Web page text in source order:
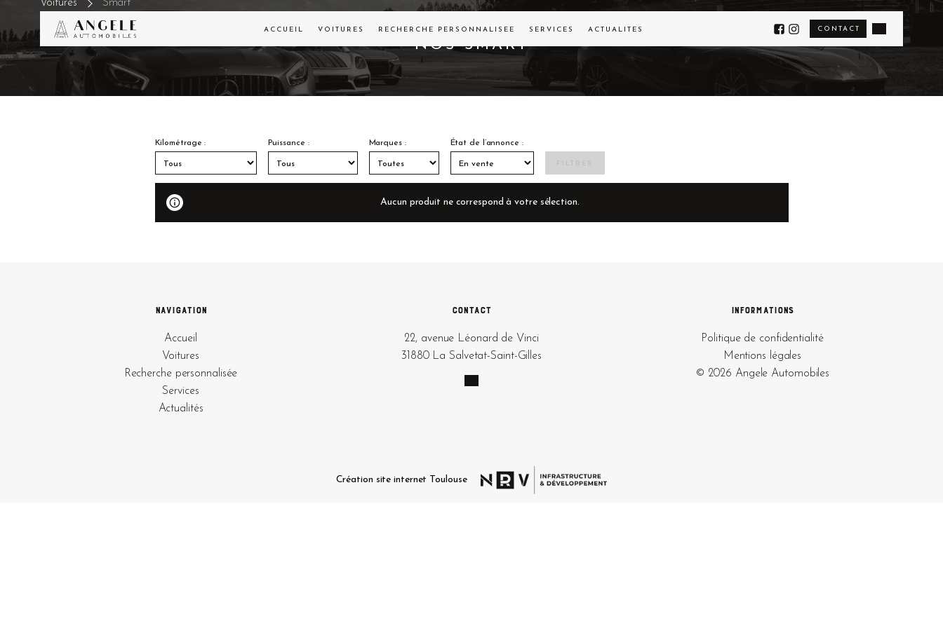
ACCUEIL VOITURES RECHERCHE PERSONNALISÉE SERVICES ACTUALITÉS CONTACT
Voitures Smart
NOSSMART
Kilométrage : Puissance : Marques : État de l’annonce :
FILTRER
Aucun produit ne correspond à votre sélection.
Navigation
Accueil
Voitures
Recherche personnalisée
Services
Actualités
Contact
22, avenue Léonard de Vinci
31880 La Salvetat-Saint-Gilles
Informations
Politique de confidentialité
Mentions légales
© 2026 Angele Automobiles
Création site internet Toulouse